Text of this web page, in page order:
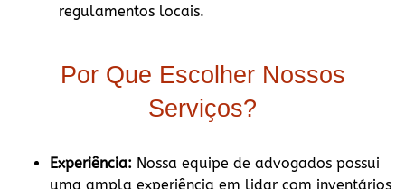
regulamentos locais.
Por Que Escolher Nossos
Serviços?
Experiência: Nossa equipe de advogados possui
uma ampla experiência em lidar com inventários